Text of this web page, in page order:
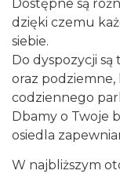
Dostępne są
dzięki czemu
siebie.
Do dyspozycji
oraz
codziennego
Dbamy o Twoje
osiedla
W najbliższym